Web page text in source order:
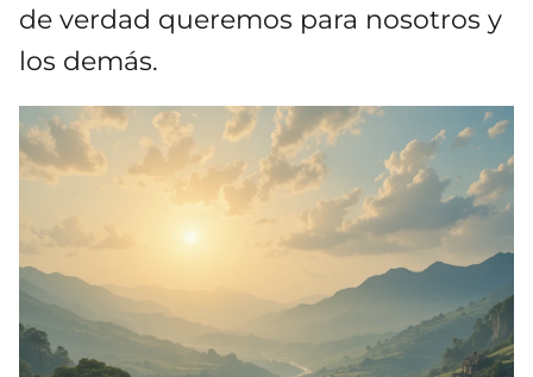
de verdad queremos para nosotros y
los demás.